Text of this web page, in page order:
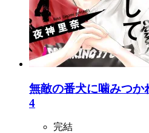
無敵の番犬に噛みつか
4
完結